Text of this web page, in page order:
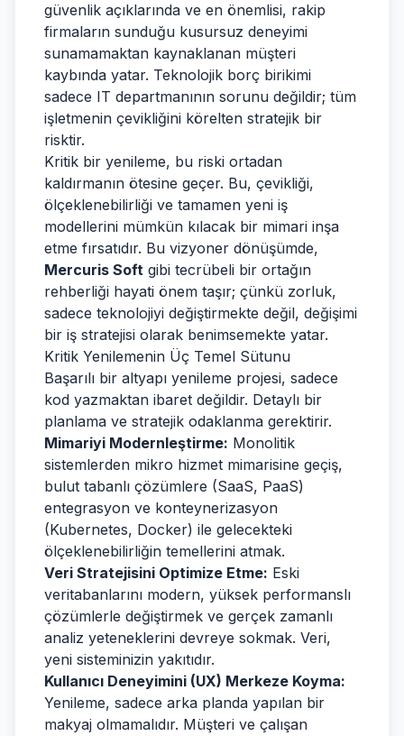
güvenlik açıklarında ve en önemlisi, rakip
firmaların sunduğu kusursuz deneyimi
sunamamaktan kaynaklanan müşteri
kaybında yatar. Teknolojik borç birikimi
sadece IT departmanının sorunu değildir; tüm
işletmenin çevikliğini körelten stratejik bir
risktir.
Kritik bir yenileme, bu riski ortadan
kaldırmanın ötesine geçer. Bu, çevikliği,
ölçeklenebilirliği ve tamamen yeni iş
modellerini mümkün kılacak bir mimari inşa
etme fırsatıdır. Bu vizyoner dönüşümde,
Mercuris Soft gibi tecrübeli bir ortağın
rehberliği hayati önem taşır; çünkü zorluk,
sadece teknolojiyi değiştirmekte değil, değişimi
bir iş stratejisi olarak benimsemekte yatar.
Kritik Yenilemenin Üç Temel Sütunu
Başarılı bir altyapı yenileme projesi, sadece
kod yazmaktan ibaret değildir. Detaylı bir
planlama ve stratejik odaklanma gerektirir.
Mimariyi Modernleştirme: Monolitik
sistemlerden mikro hizmet mimarisine geçiş,
bulut tabanlı çözümlere (SaaS, PaaS)
entegrasyon ve konteynerizasyon
(Kubernetes, Docker) ile gelecekteki
ölçeklenebilirliğin temellerini atmak.
Veri Stratejisini Optimize Etme: Eski
veritabanlarını modern, yüksek performanslı
çözümlerle değiştirmek ve gerçek zamanlı
analiz yeteneklerini devreye sokmak. Veri,
yeni sisteminizin yakıtıdır.
Kullanıcı Deneyimini (UX) Merkeze Koyma:
Yenileme, sadece arka planda yapılan bir
makyaj olmamalıdır. Müşteri ve çalışan